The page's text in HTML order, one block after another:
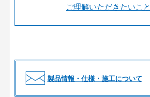
ご理解いただきたいこと
製品情報・仕様・施工について